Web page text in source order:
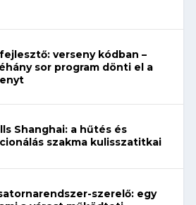
verseny kódban –
sor program dönti el a
Shanghai: a hűtés és
szakma kulisszatitkai
szerelő: egy